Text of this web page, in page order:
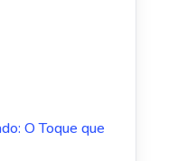
O Toque que